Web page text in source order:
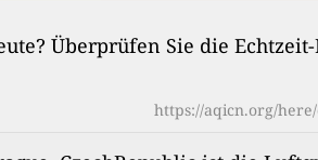
Überprüfen Sie die
https://aqicn.org/